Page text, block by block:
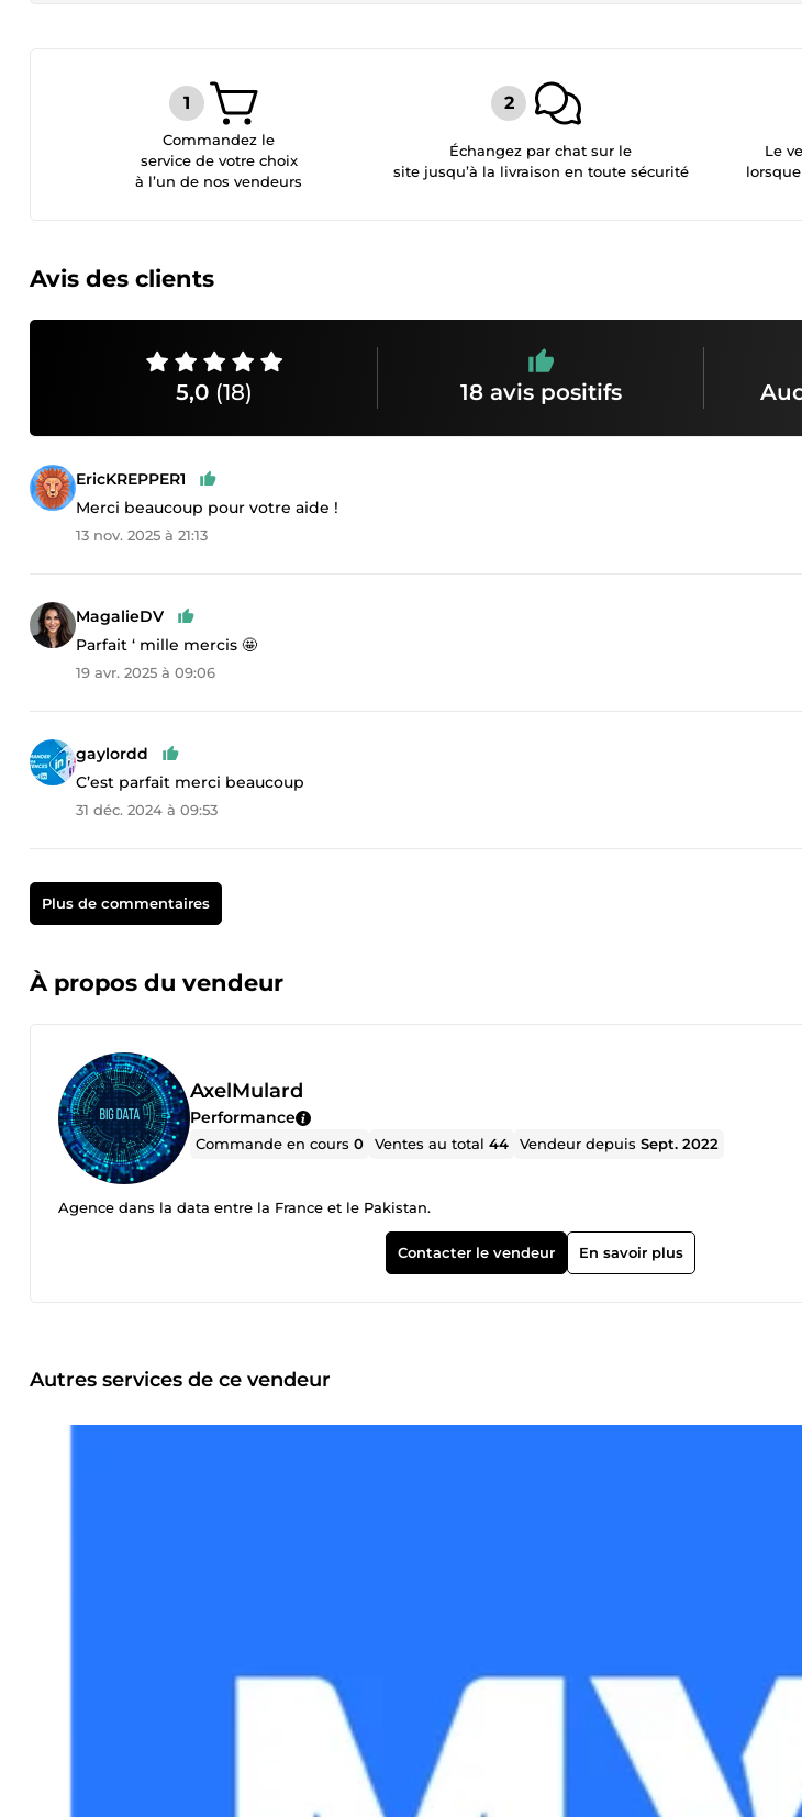
Commandez le
service de votre choix
à l’un de nos vendeurs
Échangez par chat sur le
site jusqu’à la livraison en toute sécurité
Le
Avis des clients
5,0 (18) 18 avis positifs
EricKREPPER1
Merci beaucoup pour votre aide !
13 nov. 2025 à 21:13
MagalieDV
Parfait ‘ mille mercis 🤩
19 avr. 2025 à 09:06
gaylordd
C’est parfait merci beaucoup
31 déc. 2024 à 09:53
Plus de commentaires
À propos du vendeur
AxelMulard
Performance
Commande en cours0 Ventes au total44 Vendeur depuisSept. 2022
Agence dans la data entre la France et le Pakistan.
Contacter le vendeur En savoir plus
Autres services de ce vendeur